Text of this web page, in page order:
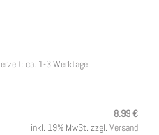
ca. 1-3 Werktage
8.99 €
inkl. 19% MwSt. zzgl. Versand